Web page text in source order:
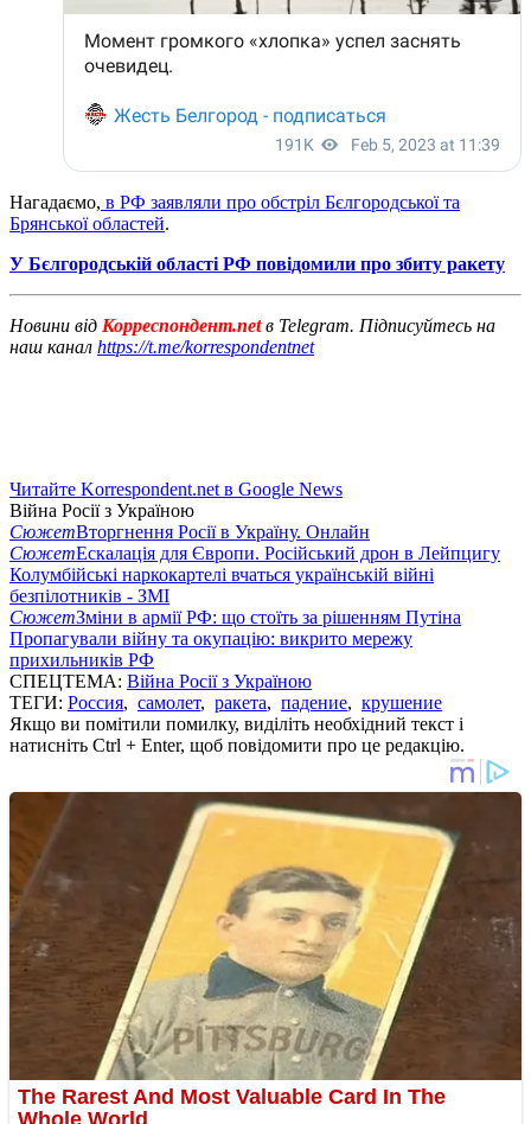
Нагадаємо, в РФ заявляли про обстріл Бєлгородської та
Брянської областей.
У Бєлгородській області РФ повідомили про збиту ракету
Новини від Корреспондент.netв Telegram. Підписуйтесь на
наш канал https://t.me/korrespondentnet
Читайте Korrespondent.net в Google News
Війна Росії з Україною
СюжетВторгнення Росії в Україну. Онлайн
СюжетЕскалація для Європи. Російський дрон в Лейпцигу
Колумбійські наркокартелі вчаться українській війні
безпілотників - ЗМІ
СюжетЗміни в армії РФ: що стоїть за рішенням Путіна
Пропагували війну та окупацію: викрито мережу
прихильників РФ
СПЕЦТЕМА: Війна Росії з Україною
ТЕГИ: Россия, самолет, ракета, падение, крушение
Якщо ви помітили помилку, виділіть необхідний текст і
натисніть Ctrl + Enter, щоб повідомити про це редакцію.